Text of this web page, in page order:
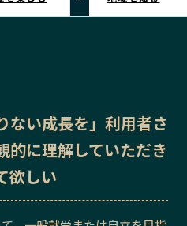
青森エリア
千葉エリア
多摩エリア
新潟エリア
ない成長を」利用者さ
的に理解していただき
欲しい